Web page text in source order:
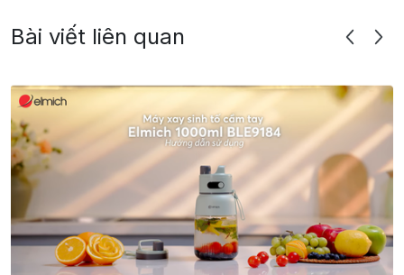
Bài viết liên quan